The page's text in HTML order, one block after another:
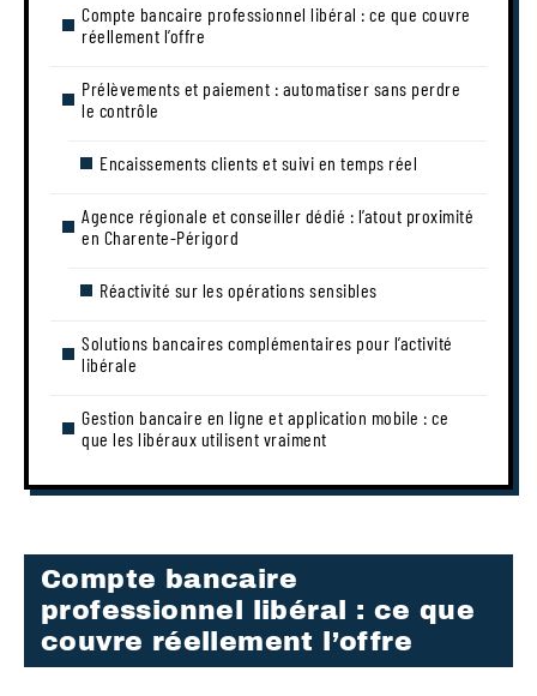
Compte bancaire professionnel libéral : ce que couvre
réellement l’offre
Prélèvements et paiement : automatiser sans perdre
le contrôle
Encaissements clients et suivi en temps réel
Agence régionale et conseiller dédié : l’atout proximité
en Charente-Périgord
Réactivité sur les opérations sensibles
Solutions bancaires complémentaires pour l’activité
libérale
Gestion bancaire en ligne et application mobile : ce
que les libéraux utilisent vraiment
Compte bancaire
professionnel libéral : ce que
couvre réellement l’offre